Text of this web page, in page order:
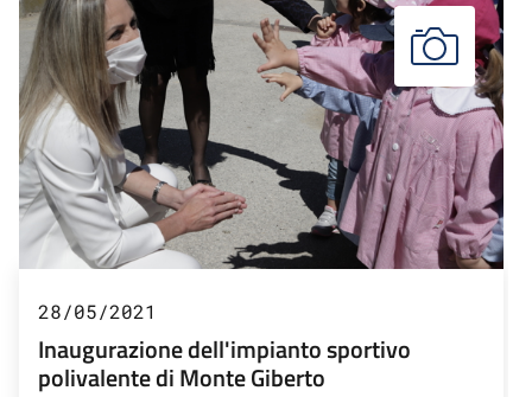
28/05/2021
Inaugurazione dell'impianto sportivo
polivalente di Monte Giberto